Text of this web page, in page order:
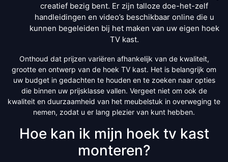
creatief bezig bent. Er zijn talloze doe-het-zelf
handleidingen en video’s beschikbaar online die u
kunnen begeleiden bij het maken van uw eigen hoek
TV kast.
Onthoud dat prijzen variëren afhankelijk van de kwaliteit,
grootte en ontwerp van de hoek TV kast. Het is belangrijk om
uw budget in gedachten te houden en te zoeken naar opties
die binnen uw prijsklasse vallen. Vergeet niet om ook de
kwaliteit en duurzaamheid van het meubelstuk in overweging te
nemen, zodat u er lang plezier van kunt hebben.
Hoe kan ik mijn hoek tv kast
monteren?